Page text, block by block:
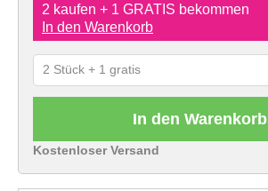
2 kaufen + 1 GRATIS bekommen
In den Warenkorb
In den Warenkorb
Kostenloser Versand